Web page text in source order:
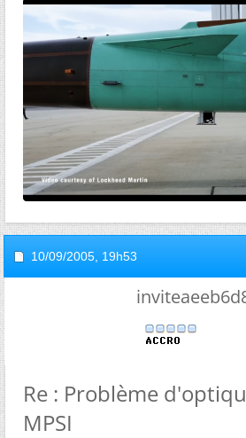
10/09/2005, 19h53
Re : Problème
MPSI